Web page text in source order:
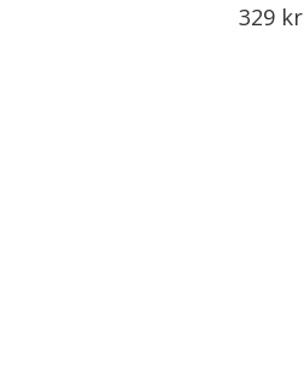
329 kr